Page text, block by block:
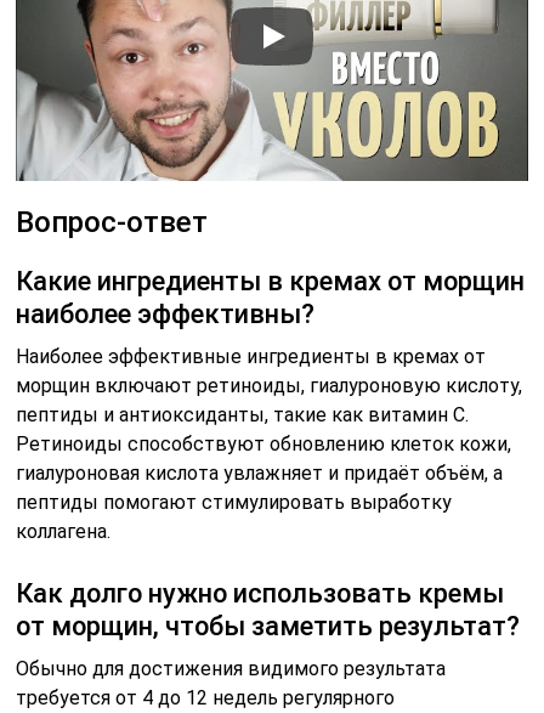
Вопрос-ответ
Какие ингредиенты в кремах от морщин
наиболее эффективны?
Наиболее эффективные ингредиенты в кремах от
морщин включают ретиноиды, гиалуроновую кислоту,
пептиды и антиоксиданты, такие как витамин C.
Ретиноиды способствуют обновлению клеток кожи,
гиалуроновая кислота увлажняет и придаёт объём, а
пептиды помогают стимулировать выработку
коллагена.
Как долго нужно использовать кремы
от морщин, чтобы заметить результат?
Обычно для достижения видимого результата
требуется от 4 до 12 недель регулярного